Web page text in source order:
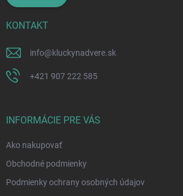
KONTAKT
info@kluckynadvere.sk
+421 907 222 585
INFORMÁCIE PRE VÁS
Ako nakupovať
Obchodné podmienky
Podmienky ochrany osobných údajov